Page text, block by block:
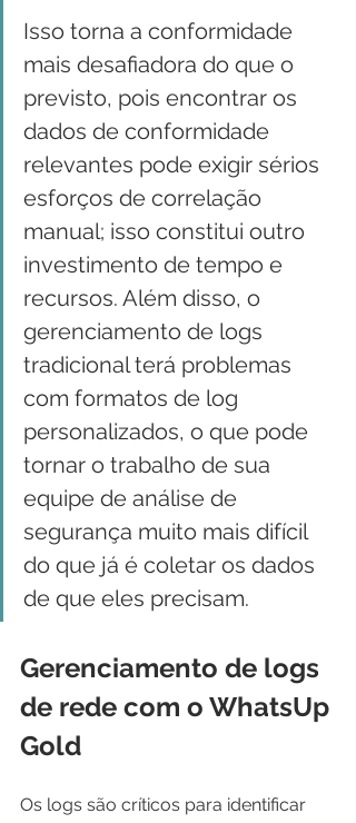
Isso torna a conformidade
mais desafiadora do que o
previsto, pois encontrar os
dados de conformidade
relevantes pode exigir sérios
esforços de correlação
manual; isso constitui outro
investimento de tempo e
recursos. Além disso, o
gerenciamento de logs
tradicional terá problemas
com formatos de log
personalizados, o que pode
tornar o trabalho de sua
equipe de análise de
segurança muito mais difícil
do que já é coletar os dados
de que eles precisam.
Gerenciamento de logs
de rede com o WhatsUp
Gold
Os logs são críticos para identificar